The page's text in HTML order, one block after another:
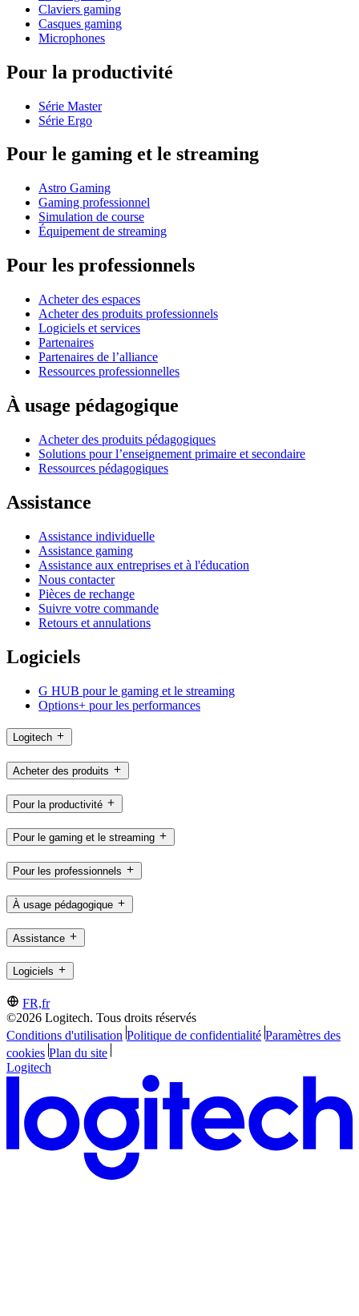
Claviers gaming
Casques gaming
Microphones
Pour la productivité
Série Master
Série Ergo
Pour le gaming et le streaming
Astro Gaming
Gaming professionnel
Simulation de course
Équipement de streaming
Pour les professionnels
Acheter des espaces
Acheter des produits professionnels
Logiciels et services
Partenaires
Partenaires de l’alliance
Ressources professionnelles
À usage pédagogique
Acheter des produits pédagogiques
Solutions pour l’enseignement primaire et secondaire
Ressources pédagogiques
Assistance
Assistance individuelle
Assistance gaming
Assistance aux entreprises et à l'éducation
Nous contacter
Pièces de rechange
Suivre votre commande
Retours et annulations
Logiciels
G HUB pour le gaming et le streaming
Options+ pour les performances
Logitech
Acheter des produits
Pour la productivité
Pour le gaming et le streaming
Pour les professionnels
À usage pédagogique
Assistance
Logiciels
FR,fr
©2026 Logitech. Tous droits réservés
Conditions d'utilisation Politique de confidentialité Paramètres des
cookies Plan du site
Logitech